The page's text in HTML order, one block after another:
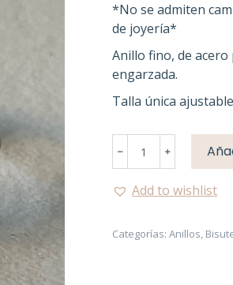
*No se admiten
de joyería*
Anillo fino, de
engarzada.
Talla única
cantidad
﹣ ﹢
Add to wishlist
Categorías: Anillos,